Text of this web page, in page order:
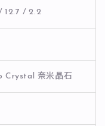
12.7 / 2.2
Crystal 奈米晶石